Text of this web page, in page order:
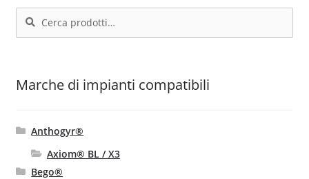
Cerca:
Cerca
Marche di impianti compatibili
Anthogyr®
Axiom® BL / X3
Bego®